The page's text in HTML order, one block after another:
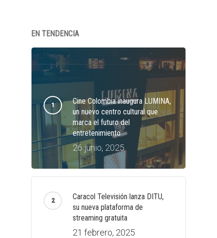
EN TENDENCIA
Cine Colombia inaugura LUMINA,
un nuevo centro cultural que
marca el futuro del
entretenimiento
26 junio, 2025
Caracol Televisión lanza DITU,
su nueva plataforma de
streaming gratuita
21 febrero, 2025